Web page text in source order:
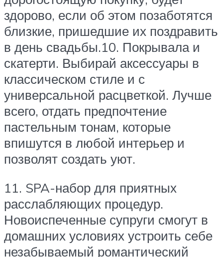
здорово, если об этом позаботятся
близкие, пришедшие их поздравить
в день свадьбы.10. Покрывала и
скатерти. Выбирай аксессуары в
классическом стиле и с
универсальной расцветкой. Лучше
всего, отдать предпочтение
пастельным тонам, которые
впишутся в любой интерьер и
позволят создать уют.
11. SPA-набор для приятных
расслабляющих процедур.
Новоиспеченные супруги смогут в
домашних условиях устроить себе
незабываемый романтический